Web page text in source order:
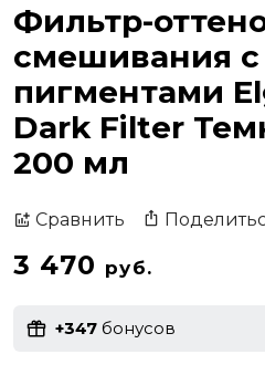
Фильтр-
смешивания
пигментами
Dark Filter
200 мл
Сравнить
3 470 руб.
+347 бонусов